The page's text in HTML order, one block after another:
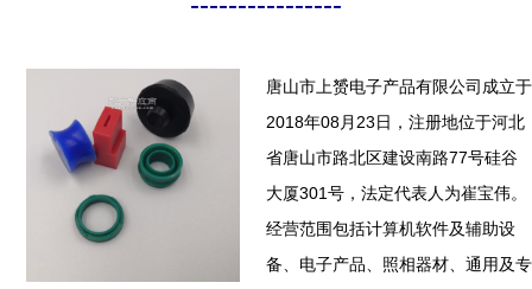
唐山市上赟电子产品有限公司成立于
2018年08月23日，注册地位于河北
省唐山市路北区建设南路77号硅谷
大厦301号，法定代表人为崔宝伟。
经营范围包括计算机软件及辅助设
备、电子产品、照相器材、通用及专